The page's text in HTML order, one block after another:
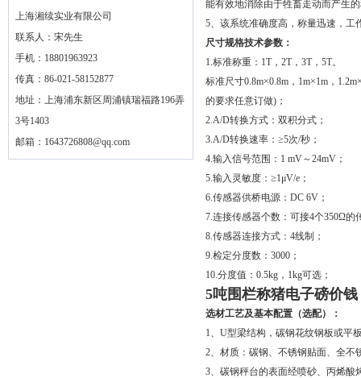
上海湘续实业有限公司
联系人：宋先生
手机：18801963923
传真：86-021-58152877
地址：上海浦东新区周浦镇瑞福路196弄
3号1403
邮箱： 1643726808@qq.com
能有效地消除由于牲畜走动而产生
5、该系统准确度高，称量迅速，工
尺寸规格技术参数：
1.标准称重：1T，2T，3T，5T。
标准尺寸0.8m×0.8m，1m×1m，
的要求任意订做)；
2.A/D转换方式：双积分式；
3.A/D转换速率：≥5次/秒；
4.输入信号范围：1 mV～24mV；
5.输入灵敏度：≥1μV/e；
6.传感器供桥电源：DC 6V；
7.连接传感器个数：可接4个350Ω的
8.传感器连接方式：4线制；
9.检定分度数：3000；
10.分度值：0.5kg，1kg可选；
5吨围栏称猪电子磅价钱
选材工艺及基本配置（选配）：
1、U型梁结构，碳钢花纹钢板或平
2、材质：碳钢、不锈钢贴面、全不
3、碳钢秤台的表面经喷砂、丙烯酸